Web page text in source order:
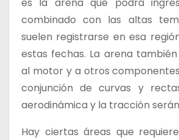
es la arena que podrá
combinado con las altas
suelen registrarse en esa
estas fechas. La arena
al motor y a otros
conjunción de curvas y
aerodinámica y la tracción
Hay ciertas áreas que